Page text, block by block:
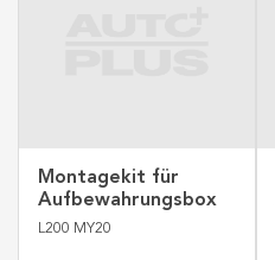
Montagekit für
Aufbewahrungsbox
L200 MY20